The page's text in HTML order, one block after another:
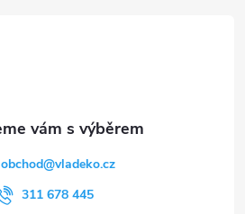
obchod@vladeko.cz
311 678 445